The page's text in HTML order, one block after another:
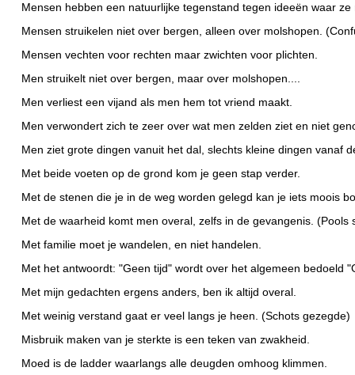
Mensen hebben een natuurlijke tegenstand tegen ideeën waar
Mensen struikelen niet over bergen, alleen over molshopen.
Mensen vechten voor rechten maar zwichten voor plichten.
Men struikelt niet over bergen, maar over molshopen....
Men verliest een vijand als men hem tot vriend maakt.
Men verwondert zich te zeer over wat men zelden ziet en niet
Men ziet grote dingen vanuit het dal, slechts kleine dingen vanaf
Met beide voeten op de grond kom je geen stap verder.
Met de stenen die je in de weg worden gelegd kan je iets moois
Met de waarheid komt men overal, zelfs in de gevangenis. (Pools
Met familie moet je wandelen, en niet handelen.
Met het antwoordt: "Geen tijd" wordt over het algemeen bedoeld
Met mijn gedachten ergens anders, ben ik altijd overal.
Met weinig verstand gaat er veel langs je heen. (Schots gezegde)
Misbruik maken van je sterkte is een teken van zwakheid.
Moed is de ladder waarlangs alle deugden omhoog klimmen.